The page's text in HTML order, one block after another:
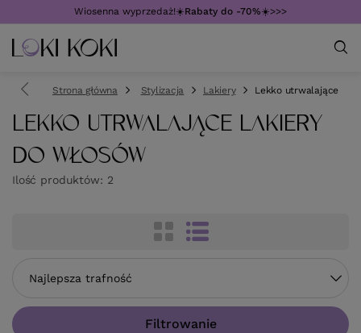
Wiosenna wyprzedaż!☀️Rabaty do -70%☀️>>>
Strona główna Stylizacja Lakiery Lekko utrwalające
LEKKO UTRWALAJĄCE LAKIERY
DO WŁOSÓW
Ilość produktów: 2
Zmień sortowanie
Najlepsza trafność
Filtrowanie